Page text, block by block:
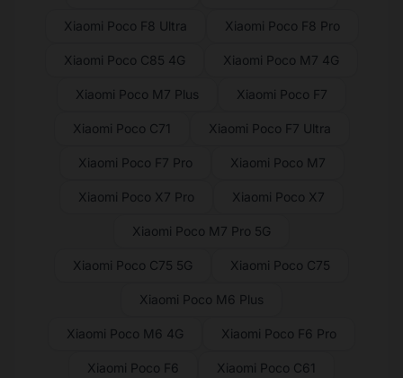
Xiaomi Poco F8 Ultra Xiaomi Poco F8 Pro
Xiaomi Poco C85 4G Xiaomi Poco M7 4G
Xiaomi Poco M7 Plus Xiaomi Poco F7
Xiaomi Poco C71 Xiaomi Poco F7 Ultra
Xiaomi Poco F7 Pro Xiaomi Poco M7
Xiaomi Poco X7 Pro Xiaomi Poco X7
Xiaomi Poco M7 Pro 5G
Xiaomi Poco C75 5G Xiaomi Poco C75
Xiaomi Poco M6 Plus
Xiaomi Poco M6 4G Xiaomi Poco F6 Pro
Xiaomi Poco F6 Xiaomi Poco C61